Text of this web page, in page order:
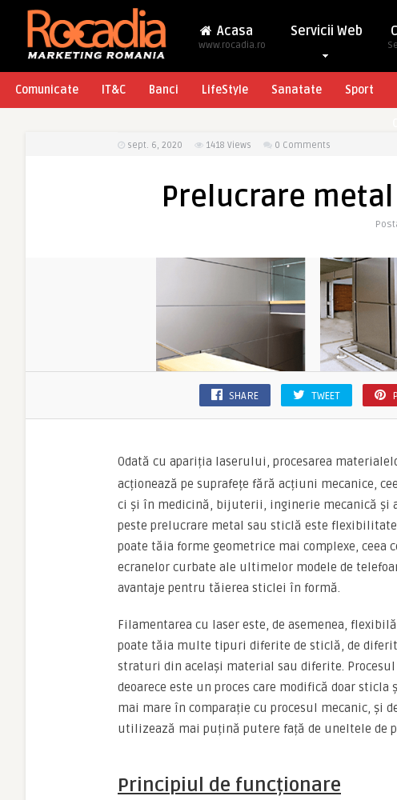
Acasa
www.rocadia.ro
Servicii Web
Comunicate IT&C Banci LifeStyle Sanatate Sport
sept. 6, 2020 1418 Views 0 Comments
Prelucrare
SHARE TWEET
Odată cu apariția laserului, procesarea
acționează pe suprafețe fără acțiuni mecanice,
ci și în medicină, bijuterii, inginerie mecanică
peste prelucrare metal sau sticlă este
poate tăia forme geometrice mai complexe,
ecranelor curbate ale ultimelor modele de
avantaje pentru tăierea sticlei în formă.
Filamentarea cu laser este, de asemenea,
poate tăia multe tipuri diferite de sticlă, de
straturi din același material sau diferite.
deoarece este un proces care modifică doar
mai mare în comparație cu procesul mecanic, și
utilizează mai puțină putere față de uneltele de
Principiul de funcționare